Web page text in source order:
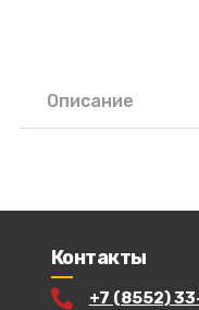
Описание
Контакты
+7 (8552)